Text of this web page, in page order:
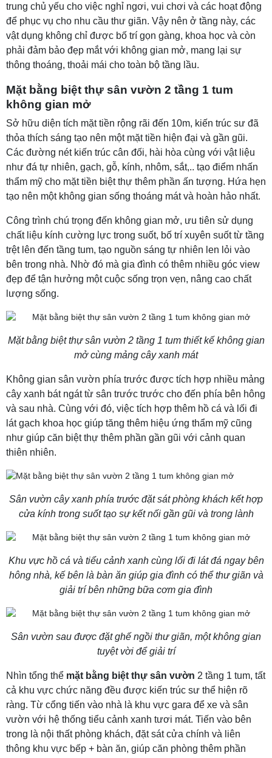
trung chủ yếu cho việc nghỉ ngơi, vui chơi và các hoạt động
để phục vụ cho nhu cầu thư giãn. Vậy nên ở tầng này, các
vật dụng không chỉ được bố trí gọn gàng, khoa học và còn
phải đảm bảo đẹp mắt với không gian mở, mang lại sự
thông thoáng, thoải mái cho toàn bộ tầng lầu.
Mặt bằng biệt thự sân vườn 2 tầng 1 tum
không gian mở
Sở hữu diện tích mặt tiền rộng rãi đến 10m, kiến trúc sư đã
thỏa thích sáng tạo nên một mặt tiền hiện đại và gần gũi.
Các đường nét kiến trúc cân đối, hài hòa cùng với vật liệu
như đá tự nhiên, gạch, gỗ, kính, nhôm, sắt,.. tạo điểm nhấn
thẩm mỹ cho mặt tiền biệt thự thêm phần ấn tượng. Hứa hẹn
tạo nên một không gian sống thoáng mát và hoàn hảo nhất.
Công trình chú trọng đến không gian mở, ưu tiên sử dụng
chất liệu kính cường lực trong suốt, bố trí xuyên suốt từ tầng
trệt lên đến tầng tum, tạo nguồn sáng tự nhiên len lỏi vào
bên trong nhà. Nhờ đó mà gia đình có thêm nhiều góc view
đẹp để tận hưởng một cuộc sống trọn vẹn, nâng cao chất
lượng sống.
Mặt bằng biệt thự sân vườn 2 tầng 1 tum thiết kế không gian
mở cùng mảng cây xanh mát
Không gian sân vườn phía trước được tích hợp nhiều mảng
cây xanh bát ngát từ sân trước trước cho đến phía bên hông
và sau nhà. Cùng với đó, việc tích hợp thêm hồ cá và lối đi
lát gạch khoa học giúp tăng thêm hiệu ứng thẩm mỹ cũng
như giúp căn biệt thự thêm phần gần gũi với cảnh quan
thiên nhiên.
Sân vườn cây xanh phía trước đặt sát phòng khách kết hợp
cửa kính trong suốt tạo sự kết nối gần gũi và trong lành
Khu vực hồ cá và tiểu cảnh xanh cùng lối đi lát đá ngay bên
hông nhà, kế bên là bàn ăn giúp gia đình có thể thư giãn và
giải trí bên những bữa cơm gia đình
Sân vườn sau được đặt ghế ngồi thư giãn, một không gian
tuyệt vời để giải trí
Nhìn tổng thể mặt bằng biệt thự sân vườn 2 tầng 1 tum, tất
cả khu vực chức năng đều được kiến trúc sư thể hiện rõ
ràng. Từ cổng tiến vào nhà là khu vực gara để xe và sân
vườn với hệ thống tiểu cảnh xanh tươi mát. Tiến vào bên
trong là nội thất phòng khách, đặt sát cửa chính và liên
thông khu vực bếp + bàn ăn, giúp căn phòng thêm phần